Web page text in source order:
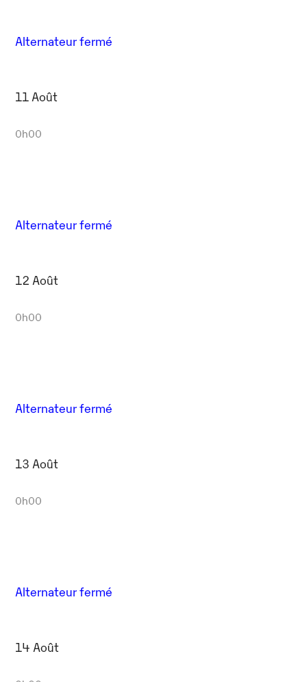
Alternateur fermé
11 Août
0h00
Alternateur fermé
12 Août
0h00
Alternateur fermé
13 Août
0h00
Alternateur fermé
14 Août